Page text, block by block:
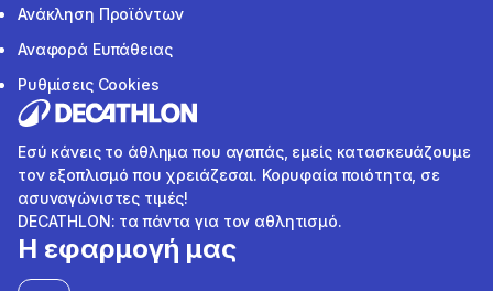
Ανάκληση Προϊόντων
Αναφορά Ευπάθειας
Ρυθμίσεις Cookies
Εσύ κάνεις το άθλημα που αγαπάς, εμείς κατασκευάζουμε
τον εξοπλισμό που χρειάζεσαι. Κορυφαία ποιότητα, σε
ασυναγώνιστες τιμές!
DECATHLON: τα πάντα για τον αθλητισμό.
Η εφαρμογή μας